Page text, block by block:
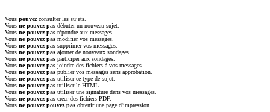
Vous pouvezconsulter les sujets.
Vous ne pouvez pas débuter un nouveau sujet.
Vous ne pouvez pas répondre aux messages.
Vous ne pouvez pas modifier vos messages.
Vous ne pouvez pas supprimer vos messages.
Vous ne pouvez pas ajouter de nouveaux sondages.
Vous ne pouvez pas participer aux sondages.
Vous ne pouvez pas joindre des fichiers à vos messages.
Vous ne pouvez pas publier vos messages sans approbation.
Vous ne pouvez pas utiliser ce type de sujet.
Vous ne pouvez pas utiliser le HTML.
Vous ne pouvez pas utiliser une signature dans vos messages.
Vous ne pouvez pas créer des fichiers PDF.
Vous ne pouvez pouvez pas obtenir une page d'impression.